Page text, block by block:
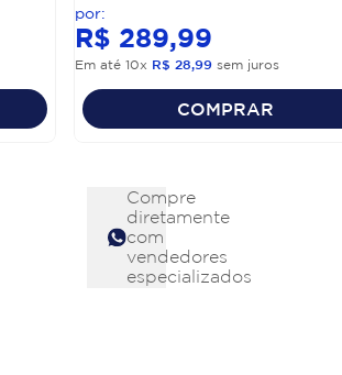
R$ 289,99
Em até10x R$ 28,99 sem juros
COMPRAR
Compre
diretamente
com
vendedores
especializados